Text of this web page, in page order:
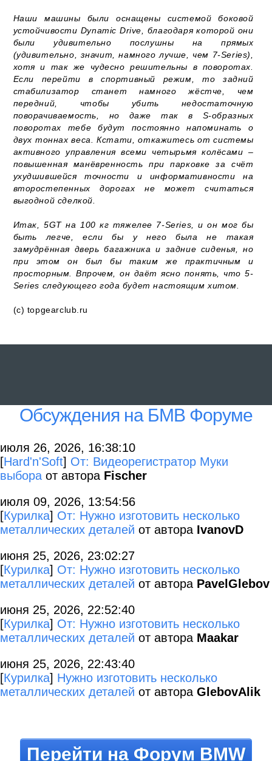
Наши машины были оснащены системой боковой
устойчивости Dynamic Drive, благодаря которой они
были удивительно послушны на прямых
(удивительно, значит, намного лучше, чем 7-Series),
хотя и так же чудесно решительны в поворотах.
Если перейти в спортивный режим, то задний
стабилизатор станет намного жёстче, чем
передний, чтобы убить недостаточную
поворачиваемость, но даже так в S-образных
поворотах тебе будут постоянно напоминать о
двух тоннах веса. Кстати, откажитесь от системы
активного управления всеми четырьмя колёсами –
повышенная манёвренность при парковке за счёт
ухудшившейся точности и информативности на
второстепенных дорогах не может считаться
выгодной сделкой.
Итак, 5GT на 100 кг тяжелее 7-Series, и он мог бы
быть легче, если бы у него была не такая
замудрённая дверь багажника и задние сиденья, но
при этом он был бы таким же практичным и
просторным. Впрочем, он даёт ясно понять, что 5-
Series следующего года будет настоящим хитом.
(c) topgearclub.ru
Обсуждения на БМВ Форуме
июля 26, 2026, 16:38:10
[Hard'n'Soft] От: Видеорегистратор Муки
выбора от автора Fischer
июля 09, 2026, 13:54:56
[Курилка] От: Нужно изготовить несколько
металлических деталей от автора IvanovD
июня 25, 2026, 23:02:27
[Курилка] От: Нужно изготовить несколько
металлических деталей от автора PavelGlebov
июня 25, 2026, 22:52:40
[Курилка] От: Нужно изготовить несколько
металлических деталей от автора Maakar
июня 25, 2026, 22:43:40
[Курилка] Нужно изготовить несколько
металлических деталей от автора GlebovAlik
Перейти на Форум BMW